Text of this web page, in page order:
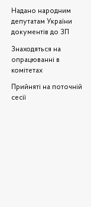
Надано народним
депутатам України
документів до ЗП
Знаходяться на
опрацюванні в
комітетах
Прийняті на поточній
сесії